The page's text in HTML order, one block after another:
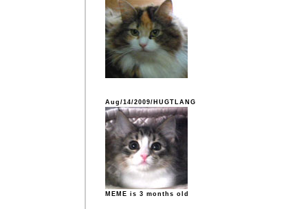
Aug/14/2009/HUGTLANG
MEME is 3 months old